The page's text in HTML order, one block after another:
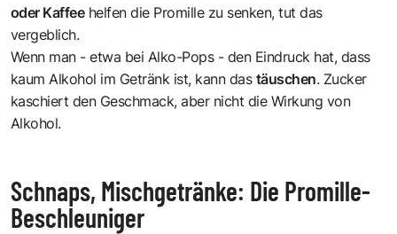
oder Kaffeehelfen die Promille zu senken, tut das
vergeblich.
Wenn man - etwa bei Alko-Pops - den Eindruck hat, dass
kaum Alkohol im Getränk ist, kann das täuschen. Zucker
kaschiert den Geschmack, aber nicht die Wirkung von
Alkohol.
Schnaps, Mischgetränke: Die Promille-
Beschleuniger